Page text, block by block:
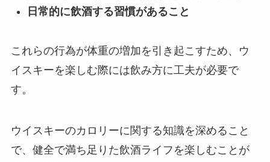
日常的に飲酒する習慣があること
これらの行為が体重の増加を引き起こすため、ウ
イスキーを楽しむ際には飲み方に工夫が必要で
す。
ウイスキーのカロリーに関する知識を深めること
で、健全で満ち足りた飲酒ライフを楽しむことが